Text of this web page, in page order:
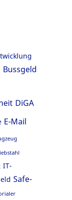
Bussgeld
DiGA
E-Mail
IT-
Safe-